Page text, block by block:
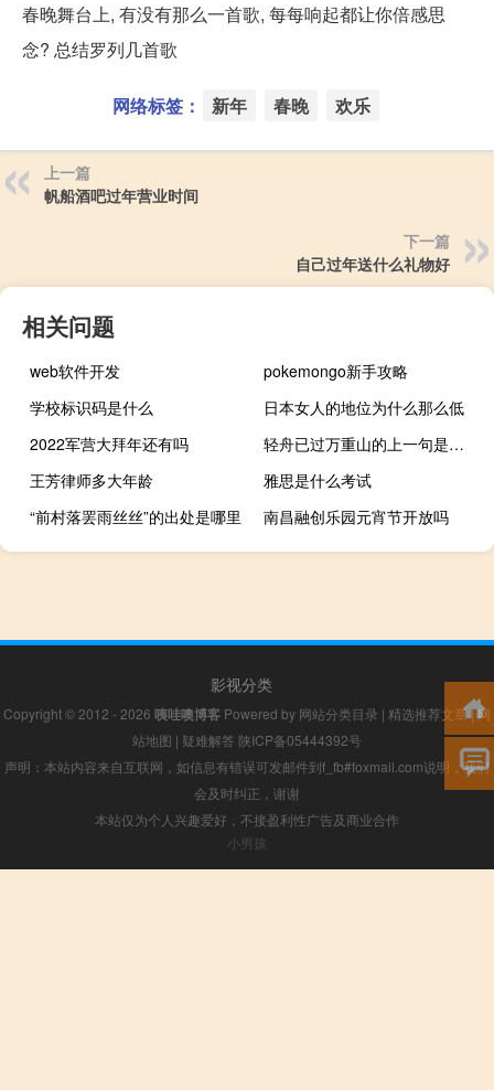
春晚舞台上, 有没有那么一首歌, 每每响起都让你倍感思
念? 总结罗列几首歌
网络标签： 新年 春晚 欢乐
上一篇
帆船酒吧过年营业时间
下一篇
自己过年送什么礼物好
相关问题
web软件开发
pokemongo新手攻略
学校标识码是什么
日本女人的地位为什么那么低
2022军营大拜年还有吗
轻舟已过万重山的上一句是什么
王芳律师多大年龄
雅思是什么考试
“前村落罢雨丝丝”的出处是哪里
南昌融创乐园元宵节开放吗
影视分类
Copyright © 2012 - 2026 咦哇噢博客 Powered by 网站分类目录 | 精选推荐文章|网
站地图 | 疑难解答 陕ICP备05444392号
声明：本站内容来自互联网，如信息有错误可发邮件到f_fb#foxmail.com说明，我们
会及时纠正，谢谢
本站仅为个人兴趣爱好，不接盈利性广告及商业合作
小男孩